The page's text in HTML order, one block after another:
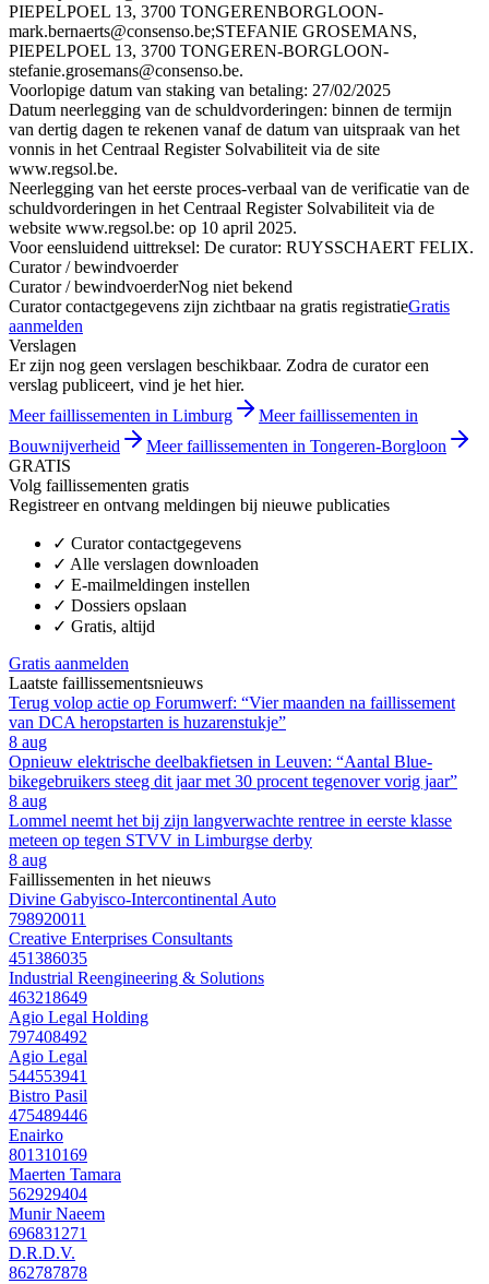
PIEPELPOEL 13, 3700 TONGERENBORGLOON-
mark.bernaerts@consenso.be;STEFANIE GROSEMANS,
PIEPELPOEL 13, 3700 TONGEREN-BORGLOON-
stefanie.grosemans@consenso.be.
Voorlopige datum van staking van betaling: 27/02/2025
Datum neerlegging van de schuldvorderingen: binnen de termijn
van dertig dagen te rekenen vanaf de datum van uitspraak van het
vonnis in het Centraal Register Solvabiliteit via de site
www.regsol.be.
Neerlegging van het eerste proces-verbaal van de verificatie van de
schuldvorderingen in het Centraal Register Solvabiliteit via de
website www.regsol.be: op 10 april 2025.
Voor eensluidend uittreksel: De curator: RUYSSCHAERT FELIX.
Curator / bewindvoerder
Curator / bewindvoerderNog niet bekend
Curator contactgegevens zijn zichtbaar na gratis registratieGratis
aanmelden
Verslagen
Er zijn nog geen verslagen beschikbaar. Zodra de curator een
verslag publiceert, vind je het hier.
Meer faillissementen in Limburg
Meer faillissementen in
Bouwnijverheid
Meer faillissementen in Tongeren-Borgloon
GRATIS
Volg faillissementen gratis
Registreer en ontvang meldingen bij nieuwe publicaties
✓ Curator contactgegevens
✓ Alle verslagen downloaden
✓ E-mailmeldingen instellen
✓ Dossiers opslaan
✓ Gratis, altijd
Gratis aanmelden
Laatste faillissementsnieuws
Terug volop actie op Forumwerf: “Vier maanden na faillissement
van DCA heropstarten is huzarenstukje”
8 aug
Opnieuw elektrische deelbakfietsen in Leuven: “Aantal Blue-
bikegebruikers steeg dit jaar met 30 procent tegenover vorig jaar”
8 aug
Lommel neemt het bij zijn langverwachte rentree in eerste klasse
meteen op tegen STVV in Limburgse derby
8 aug
Faillissementen in het nieuws
Divine Gabyisco-Intercontinental Auto
798920011
Creative Enterprises Consultants
451386035
Industrial Reengineering & Solutions
463218649
Agio Legal Holding
797408492
Agio Legal
544553941
Bistro Pasil
475489446
Enairko
801310169
Maerten Tamara
562929404
Munir Naeem
696831271
D.R.D.V.
862787878